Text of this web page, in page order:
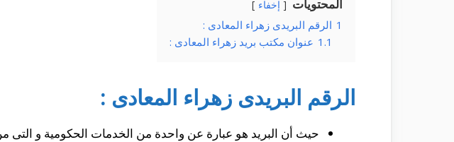
المحتويات إخفاء
1 الرقم البريدى زهراء المعادى :
1.1 عنوان مكتب بريد زهراء المعادى :
الرقم البريدى زهراء المعادى :
حيث أن البريد هو عبارة عن واحدة من الخدمات الحكومية و التى